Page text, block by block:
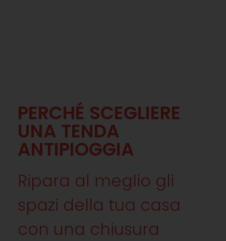
PERCHÉ SCEGLIERE
UNA TENDA
ANTIPIOGGIA
Ripara al meglio gli
spazi della tua casa
con una chiusura